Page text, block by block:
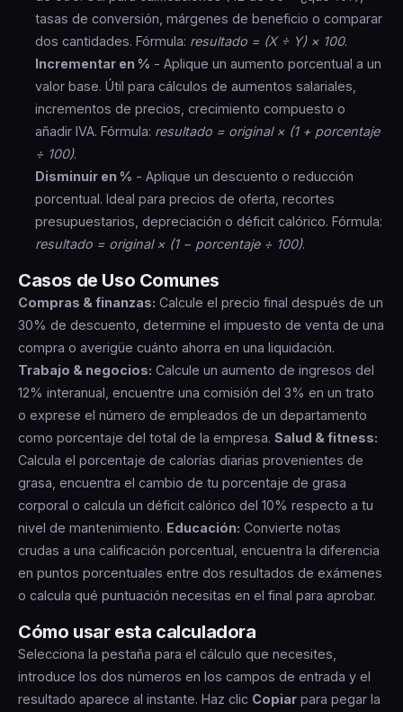
tasas de conversión, márgenes de beneficio o comparar
dos cantidades. Fórmula: resultado = (X ÷ Y) × 100.
Incrementar en % - Aplique un aumento porcentual a un
valor base. Útil para cálculos de aumentos salariales,
incrementos de precios, crecimiento compuesto o
añadir IVA. Fórmula: resultado = original × (1 + porcentaje
÷ 100).
Disminuir en % - Aplique un descuento o reducción
porcentual. Ideal para precios de oferta, recortes
presupuestarios, depreciación o déficit calórico. Fórmula:
resultado = original × (1 − porcentaje ÷ 100).
Casos de Uso Comunes
Compras & finanzas: Calcule el precio final después de un
30% de descuento, determine el impuesto de venta de una
compra o averigüe cuánto ahorra en una liquidación.
Trabajo & negocios: Calcule un aumento de ingresos del
12% interanual, encuentre una comisión del 3% en un trato
o exprese el número de empleados de un departamento
como porcentaje del total de la empresa. Salud & fitness:
Calcula el porcentaje de calorías diarias provenientes de
grasa, encuentra el cambio de tu porcentaje de grasa
corporal o calcula un déficit calórico del 10% respecto a tu
nivel de mantenimiento. Educación: Convierte notas
crudas a una calificación porcentual, encuentra la diferencia
en puntos porcentuales entre dos resultados de exámenes
o calcula qué puntuación necesitas en el final para aprobar.
Cómo usar esta calculadora
Selecciona la pestaña para el cálculo que necesites,
introduce los dos números en los campos de entrada y el
resultado aparece al instante. Haz clic Copiar para pegar la